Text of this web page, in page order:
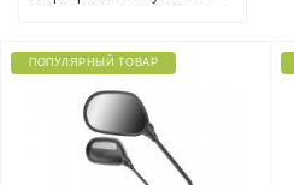
ПОПУЛЯРНЫЙ ТОВАР